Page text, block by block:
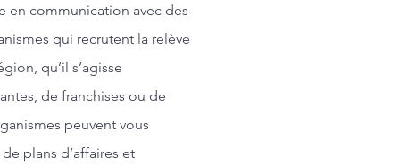
en communication avec des
qui recrutent la relève
qu’il s’agisse
de franchises ou de
peuvent vous
plans d’affaires et